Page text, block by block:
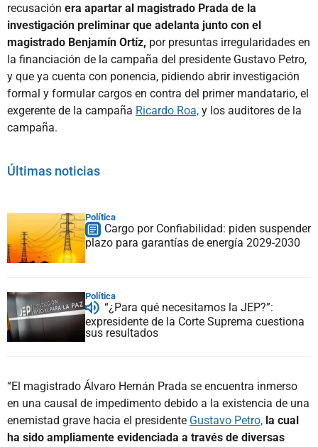
recusación era apartar al magistrado Prada de la
investigación preliminar que adelanta junto con el
magistrado Benjamín Ortíz, por presuntas irregularidades en
la financiación de la campaña del presidente Gustavo Petro,
y que ya cuenta con ponencia, pidiendo abrir investigación
formal y formular cargos en contra del primer mandatario, el
exgerente de la campaña Ricardo Roa, y los auditores de la
campaña.
Últimas noticias
Política
Cargo por Confiabilidad: piden suspender
plazo para garantías de energía 2029-2030
Política
“¿Para qué necesitamos la JEP?”:
expresidente de la Corte Suprema cuestiona
sus resultados
“El magistrado Álvaro Hernán Prada se encuentra inmerso
en una causal de impedimento debido a la existencia de una
enemistad grave hacia el presidente Gustavo Petro, la cual
ha sido ampliamente evidenciada a través de diversas